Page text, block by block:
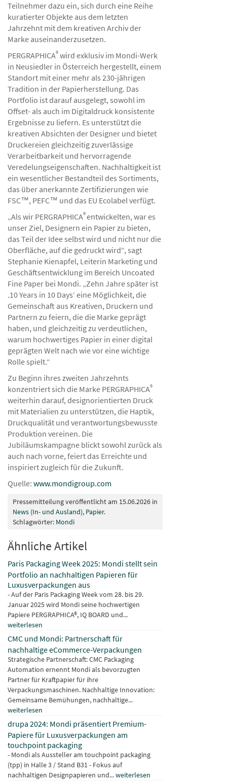
Teilnehmer dazu ein, sich durch eine Reihe
kuratierter Objekte aus dem letzten
Jahrzehnt mit dem kreativen Archiv der
Marke auseinanderzusetzen.
PERGRAPHICA® wird exklusiv im Mondi-Werk
in Neusiedler in Österreich hergestellt, einem
Standort mit einer mehr als 230-jährigen
Tradition in der Papierherstellung. Das
Portfolio ist darauf ausgelegt, sowohl im
Offset- als auch im Digitaldruck konsistente
Ergebnisse zu liefern. Es unterstützt die
kreativen Absichten der Designer und bietet
Druckereien gleichzeitig zuverlässige
Verarbeitbarkeit und hervorragende
Veredelungseigenschaften. Nachhaltigkeit ist
ein wesentlicher Bestandteil des Sortiments,
das über anerkannte Zertifizierungen wie
FSC™, PEFC™ und das EU Ecolabel verfügt.
„Als wir PERGRAPHICA®entwickelten, war es
unser Ziel, Designern ein Papier zu bieten,
das Teil der Idee selbst wird und nicht nur die
Oberfläche, auf die gedruckt wird“, sagt
Stephanie Kienapfel, Leiterin Marketing und
Geschäftsentwicklung im Bereich Uncoated
Fine Paper bei Mondi. „Zehn Jahre später ist
‚10 Years in 10 Days‘ eine Möglichkeit, die
Gemeinschaft aus Kreativen, Druckern und
Partnern zu feiern, die die Marke geprägt
haben, und gleichzeitig zu verdeutlichen,
warum hochwertiges Papier in einer digital
geprägten Welt nach wie vor eine wichtige
Rolle spielt.“
Zu Beginn ihres zweiten Jahrzehnts
konzentriert sich die Marke PERGRAPHICA®
weiterhin darauf, designorientierten Druck
mit Materialien zu unterstützen, die Haptik,
Druckqualität und verantwortungsbewusste
Produktion vereinen. Die
Jubiläumskampagne blickt sowohl zurück als
auch nach vorne, feiert das Erreichte und
inspiriert zugleich für die Zukunft.
Quelle: www.mondigroup.com
Pressemitteilung veröffentlicht am 15.06.2026 in
News (In- und Ausland), Papier.
Schlagwörter: Mondi
Ähnliche Artikel
Paris Packaging Week 2025: Mondi stellt sein
Portfolio an nachhaltigen Papieren für
Luxusverpackungen aus
- Auf der Paris Packaging Week vom 28. bis 29.
Januar 2025 wird Mondi seine hochwertigen
Papiere PERGRAPHICA®, IQ BOARD und...
weiterlesen
CMC und Mondi: Partnerschaft für
nachhaltige eCommerce-Verpackungen
Strategische Partnerschaft: CMC Packaging
Automation ernennt Mondi als bevorzugten
Partner für Kraftpapier für ihre
Verpackungsmaschinen. Nachhaltige Innovation:
Gemeinsame Bemühungen, nachhaltige...
weiterlesen
drupa 2024: Mondi präsentiert Premium-
Papiere für Luxusverpackungen am
touchpoint packaging
- Mondi als Aussteller am touchpoint packaging
(tpp) in Halle 3 / Stand B31 - Fokus auf
nachhaltigen Designpapieren und...weiterlesen